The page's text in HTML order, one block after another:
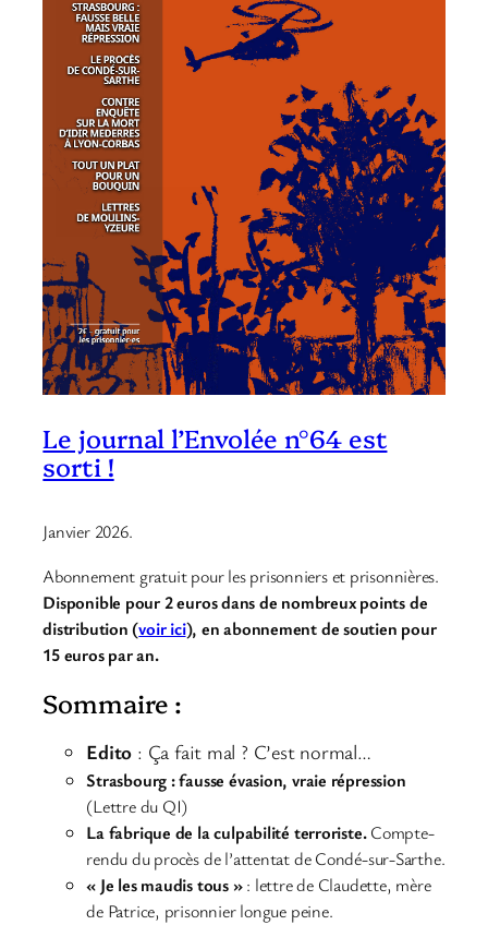
Le journal l’Envolée n°64 est
sorti !
Janvier 2026.
Abonnement gratuit pour les prisonniers et prisonnières.
Disponible pour 2 euros dans de nombreux points de
distribution (voir ici), en abonnement de soutien pour
15 euros par an.
Sommaire :
Edito : Ça fait mal ? C’est normal…
Strasbourg : fausse évasion, vraie répression
(Lettre du QI)
La fabrique de la culpabilité terroriste.Compte-
rendu du procès de l’attentat de Condé-sur-Sarthe.
« Je les maudis tous »: lettre de Claudette, mère
de Patrice, prisonnier longue peine.